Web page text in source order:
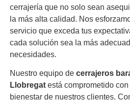
cerrajería que no solo sean
la más alta calidad. Nos
servicio que exceda tus
cada solución sea la más
necesidades.
Nuestro equipo de cerrajeros
Llobregat está comprometido
bienestar de nuestros clientes.